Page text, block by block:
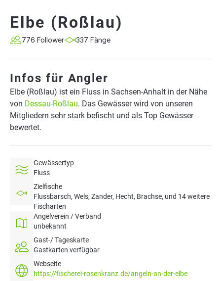
Elbe (Roßlau)
776 Follower 337 Fänge
Infos für Angler
Elbe (Roßlau) ist ein Fluss in Sachsen-Anhalt in der Nähe
von Dessau-Roßlau. Das Gewässer wird von unseren
Mitgliedern sehr stark befischt und als Top Gewässer
bewertet.
Gewässertyp
Fluss
Zielfische
Flussbarsch, Wels, Zander, Hecht, Brachse, und 14 weitere
Fischarten
Angelverein / Verband
unbekannt
Gast-/ Tageskarte
Gastkarten verfügbar
Webseite
https://fischerei-rosenkranz.de/angeln-an-der-elbe